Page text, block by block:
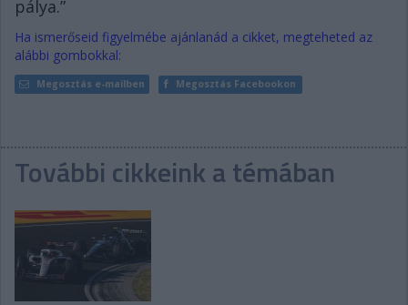
pálya.”
Ha ismerőseid figyelmébe ajánlanád a cikket, megteheted az
alábbi gombokkal:
Megosztás e-mailben Megosztás Facebookon
További cikkeink a témában